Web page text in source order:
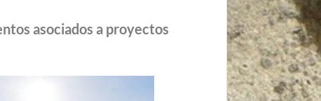
asociados a proyectos